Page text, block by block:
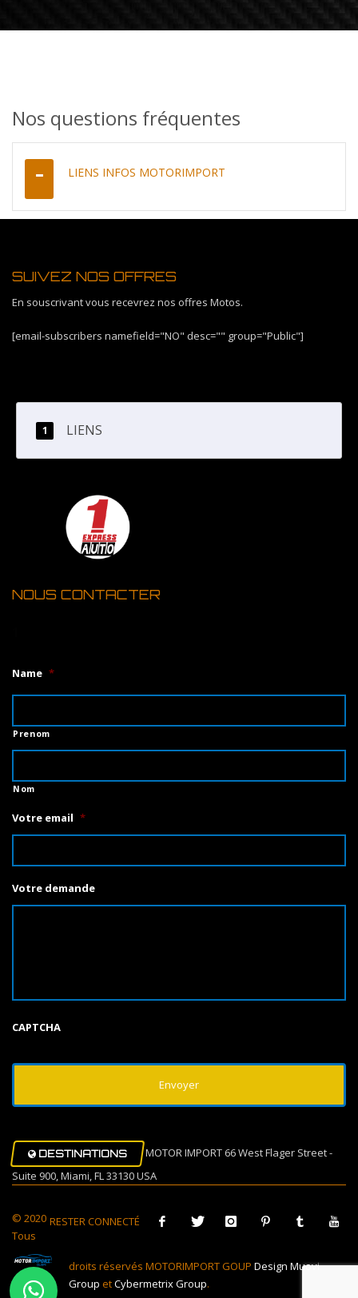
Nos questions fréquentes
LIENS INFOS MOTORIMPORT
SUIVEZ NOS OFFRES
En souscrivant vous recevrez nos offres Motos.
[email-subscribers namefield="NO" desc="" group="Public"]
LIENS
NOUS CONTACTER
Name *
Prenom
Nom
Votre email *
Votre demande
CAPTCHA
DESTINATIONS
MOTOR IMPORT 66 West Flager Street -
Suite 900, Miami, FL 33130 USA
RESTER CONNECTÉ
© 2020
Tous
droits réservés MOTORIMPORT GOUP Design Muovi
Group etCybermetrix Group.